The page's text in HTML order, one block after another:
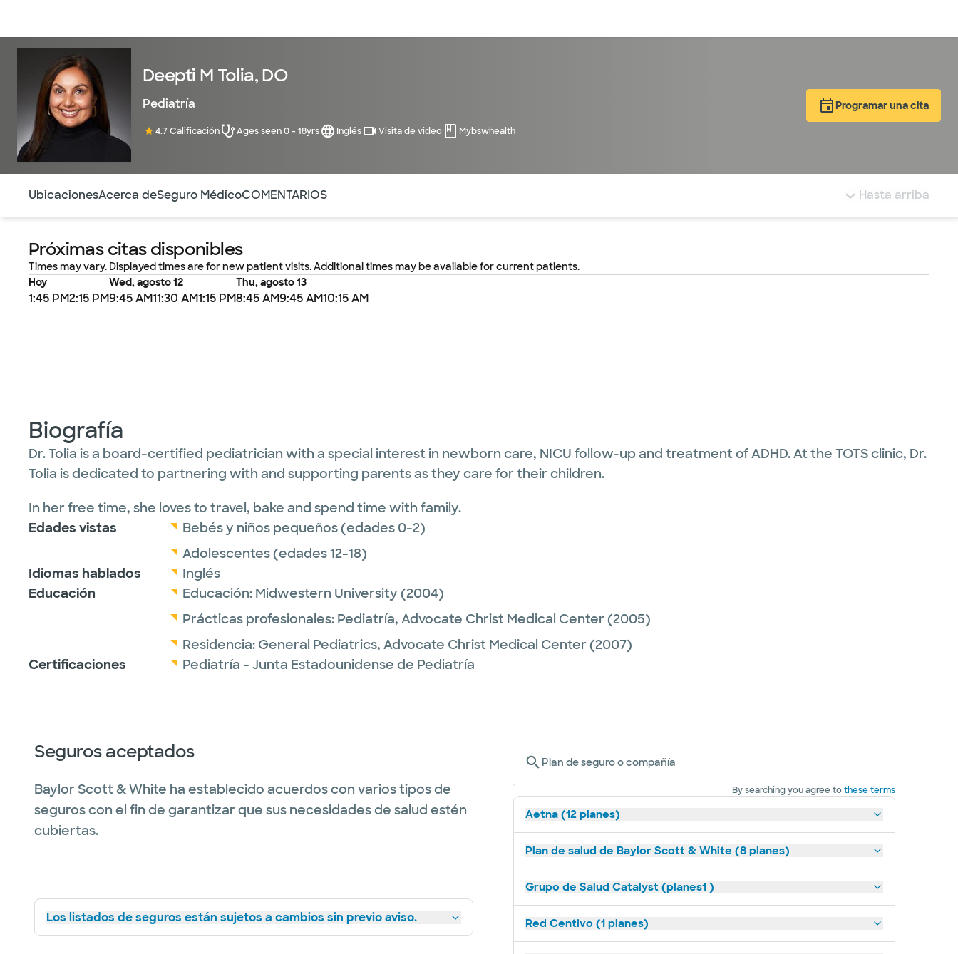
Deepti M Tolia, DO
Pediatría
4.7 Calificación Ages seen 0 - 18yrs Inglés Visita de video Mybswhealth
Programar una cita
UbicacionesAcerca deSeguro MédicoCOMENTARIOS Hasta arriba
Próximas citas disponibles
Times may vary. Displayed times are for new patient visits. Additional times may be available for current patients.
Hoy
1:45 PM2:15 PM
Wed, agosto 12
9:45 AM11:30 AM1:15 PM
Thu, agosto 13
8:45 AM9:45 AM10:15 AM
Biografía
Dr. Tolia is a board-certified pediatrician with a special interest in newborn care, NICU follow-up and treatment of ADHD. At the TOTS clinic, Dr.
Tolia is dedicated to partnering with and supporting parents as they care for their children.
In her free time, she loves to travel, bake and spend time with family.
Edades vistas
Bebés y niños pequeños (edades 0-2)
Adolescentes (edades 12-18)
Idiomas hablados
Inglés
Educación
Educación: Midwestern University (2004)
Prácticas profesionales: Pediatría, Advocate Christ Medical Center (2005)
Residencia: General Pediatrics, Advocate Christ Medical Center (2007)
Certificaciones
Pediatría - Junta Estadounidense de Pediatría
Seguros aceptados
Baylor Scott & White ha establecido acuerdos con varios tipos de
seguros con el fin de garantizar que sus necesidades de salud estén
cubiertas.
Los listados de seguros están sujetos a cambios sin previo aviso.
Plan de seguro o compañía
By searching you agree tothese terms
Aetna (12 planes)
Plan de salud de Baylor Scott & White (8 planes)
Grupo de Salud Catalyst (planes1 )
Red Centivo (1 planes)